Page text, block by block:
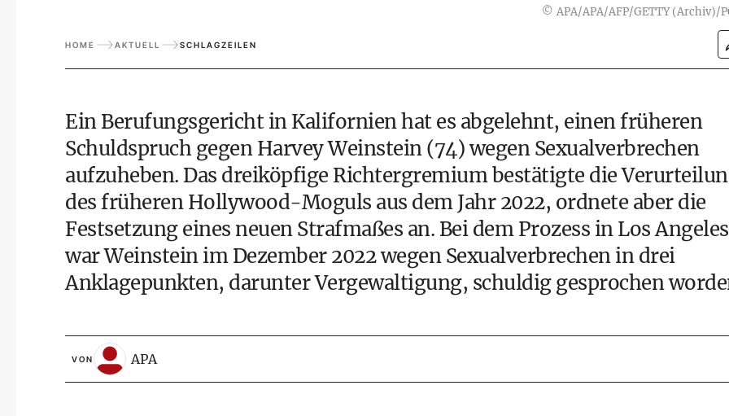
© APA/APA/AFP/GETTY (Archiv)/
HOME AKTUELL SCHLAGZEILEN
Ein Berufungsgericht in Kalifornien hat es abgelehnt, einen früheren
Schuldspruch gegen Harvey Weinstein (74) wegen Sexualverbrechen
aufzuheben. Das dreiköpfige Richtergremium bestätigte die
des früheren Hollywood-Moguls aus dem Jahr 2022, ordnete aber die
Festsetzung eines neuen Strafmaßes an. Bei dem Prozess in Los Angeles
war Weinstein im Dezember 2022 wegen Sexualverbrechen in drei
Anklagepunkten, darunter Vergewaltigung, schuldig gesprochen
VON APA